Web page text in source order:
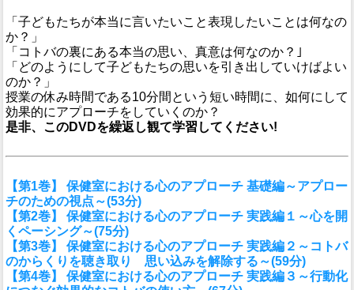
「子どもたちが本当に言いたいこと表現したいことは何なの
か？」
「コトバの裏にある本当の思い、真意は何なのか？｣
「どのようにして子どもたちの思いを引き出していけばよい
のか？」
授業の休み時間である10分間という短い時間に、如何にして
効果的にアプローチをしていくのか？
是非、このDVDを繰返し観て学習してください!
【第1巻】 保健室における心のアプローチ 基礎編～アプロー
チのための視点～(53分)
【第2巻】 保健室における心のアプローチ 実践編１～心を開
くペーシング～(75分)
【第3巻】 保健室における心のアプローチ 実践編２～コトバ
のからくりを聴き取り 思い込みを解除する～(59分)
【第4巻】 保健室における心のアプローチ 実践編３～行動化